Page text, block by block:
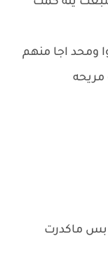
ومحد اجا منهم
بس ماكدرت